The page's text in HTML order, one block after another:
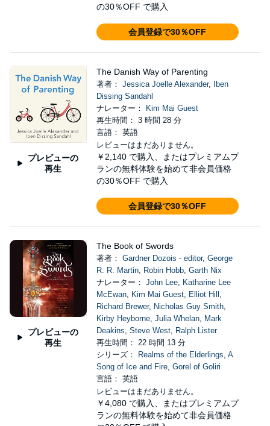
の30％OFF で購入
会員登録で30％OFF
プレビューの
再生
The Danish Way of Parenting
著者： Jessica Joelle Alexander,
Iben
Dissing Sandahl
ナレーター：
Kim Mai Guest
再生時間： 3 時間 28 分
言語： 英語
レビューはまだありません。
￥2,140 で購入、またはプレミアムプ
ランの無料体験を始めて非会員価格
の30％OFF で購入
会員登録で30％OFF
プレビューの
再生
The Book of Swords
著者： Gardner Dozois - editor, George
R. R. Martin, Robin Hobb, Garth Nix
ナレーター： John Lee, Katharine Lee
McEwan, Kim Mai Guest, Elliot Hill ,
Richard Brewer, Nicholas Guy Smith,
Kirby Heyborne, Julia Whelan, Mark
Deakins, Steve West, Ralph Lister
再生時間： 22 時間 13 分
シリーズ：
Realms of the Elderlings, A
Song of Ice and Fire, Gorel of Goliri
言語： 英語
レビューはまだありません。
￥4,080 で購入、またはプレミアムプ
ランの無料体験を始めて非会員価格